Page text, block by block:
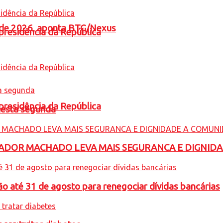
2026, aponta BTG/Nexus
da República
da República
segunda
MACHADO LEVA MAIS SEGURANCA E
até 31 de agosto para renegociar dívidas bancárias